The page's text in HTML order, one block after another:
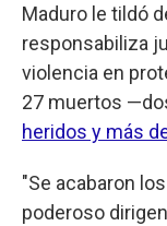
Maduro le tildó
responsabiliza
violencia en
27 muertos
heridos y más
"Se acabaron
poderoso